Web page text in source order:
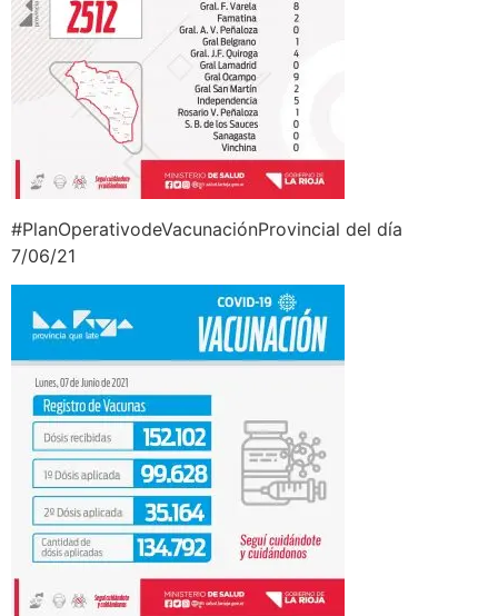
#PlanOperativodeVacunaciónProvincial del día
7/06/21